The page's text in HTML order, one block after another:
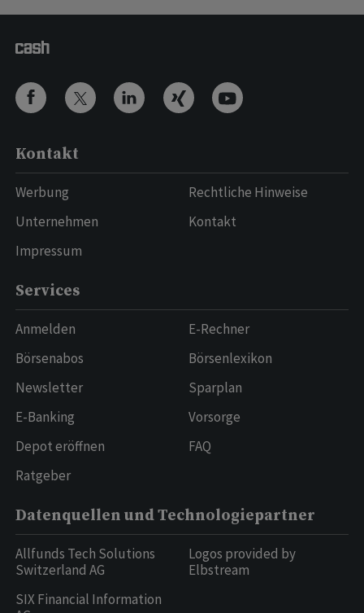
Kontakt
Werbung
Unternehmen
Impressum
Rechtliche Hinweise
Kontakt
Services
Anmelden
Börsenabos
Newsletter
E-Banking
Depot eröffnen
Ratgeber
E-Rechner
Börsenlexikon
Sparplan
Vorsorge
FAQ
Datenquellen und Technologiepartner
Allfunds Tech Solutions
Switzerland AG
SIX Financial Information
Logos provided by
Elbstream